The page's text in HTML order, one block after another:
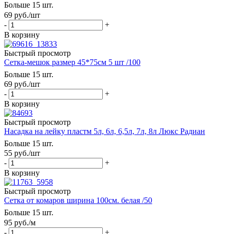
Больше 15 шт.
69 руб./шт
-
+
В корзину
Быстрый просмотр
Сетка-мешок размер 45*75см 5 шт /100
Больше 15 шт.
69 руб./шт
-
+
В корзину
Быстрый просмотр
Насадка на лейку пластм 5л, 6л, 6,5л, 7л, 8л Люкс Радиан
Больше 15 шт.
55 руб./шт
-
+
В корзину
Быстрый просмотр
Сетка от комаров ширина 100см. белая /50
Больше 15 шт.
95 руб./м
-
+